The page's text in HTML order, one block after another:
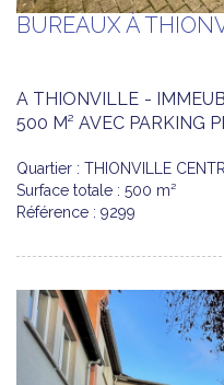
BUREAUX À
A THIONVILLE -
500 M² AVEC PARKING
Quartier : THIONVILLE
Surface totale : 500 m²
Référence : 9299